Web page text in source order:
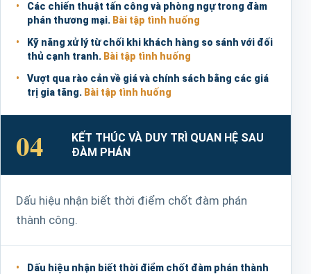
Các chiến thuật tấn công và phòng ngự trong đàm
phán thương mại. Bài tập tình huống
Kỹ năng xử lý từ chối khi khách hàng so sánh với đối
thủ cạnh tranh. Bài tập tình huống
Vượt qua rào cản về giá và chính sách bằng các giá
trị gia tăng. Bài tập tình huống
04
KẾT THÚC VÀ DUY TRÌ QUAN HỆ SAU
ĐÀM PHÁN
Dấu hiệu nhận biết thời điểm chốt đàm phán
thành công.
Dấu hiệu nhận biết thời điểm chốt đàm phán thành